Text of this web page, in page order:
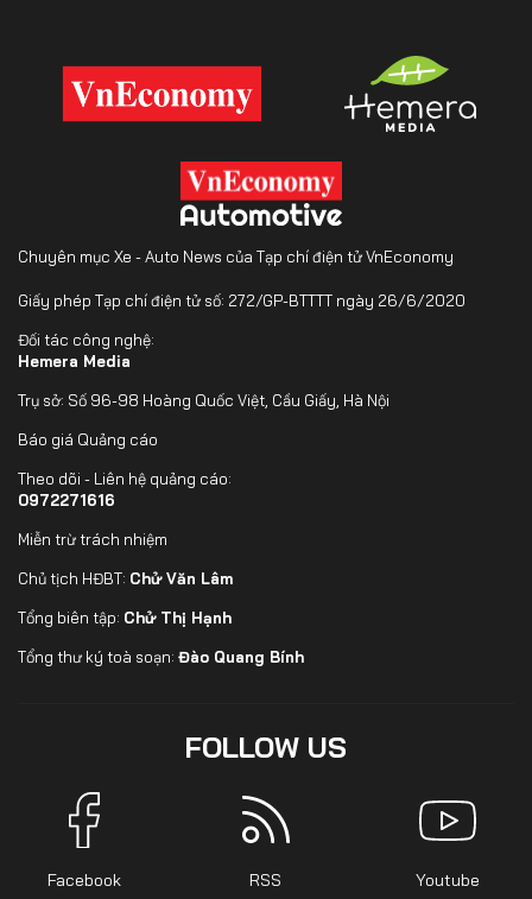
Chuyên mục Xe - Auto News của Tạp chí điện tử VnEconomy
Giấy phép Tạp chí điện tử số: 272/GP-BTTTT ngày 26/6/2020
Đối tác công nghệ:
Hemera Media
Trụ sở: Số 96-98 Hoàng Quốc Việt, Cầu Giấy, Hà Nội
Báo giá Quảng cáo
Theo dõi - Liên hệ quảng cáo:
0972271616
Miễn trừ trách nhiệm
Chủ tịch HĐBT: Chử Văn Lâm
Tổng biên tập: Chử Thị Hạnh
Tổng thư ký toà soạn: Đào Quang Bính
FOLLOW US
Facebook RSS Youtube